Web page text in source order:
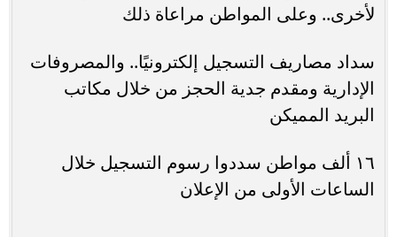
لأخرى.. وعلى المواطن مراعاة ذلك
سداد مصاريف التسجيل إلكترونيًا.. والمصروفات
الإدارية ومقدم جدية الحجز من خلال مكاتب
البريد المميكن
١٦ ألف مواطن سددوا رسوم التسجيل خلال
الساعات الأولى من الإعلان